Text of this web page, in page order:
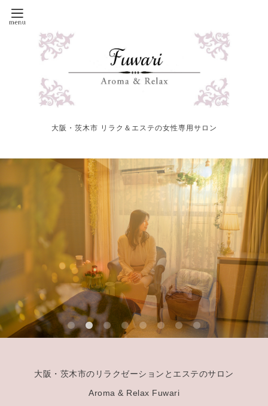
大阪・茨木市 リラク＆エステの女性専用サロン
大阪・茨木市のリラクゼーションとエステのサロン
Aroma & Relax Fuwari